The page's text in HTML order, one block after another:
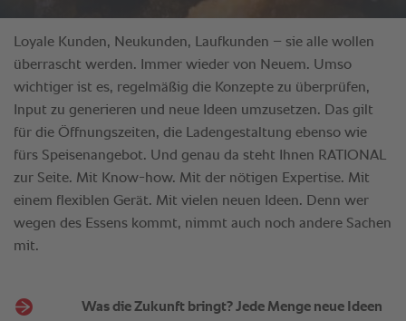
Was die Zukunft bringt? Jede Menge neue Ideen